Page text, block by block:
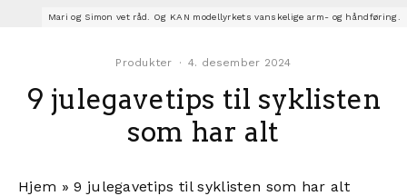
Mari og Simon vet råd. Og KAN modellyrkets vanskelige arm- og håndføring.
Produkter · 4. desember 2024
9 julegavetips til syklisten
som har alt
Hjem »9 julegavetips til syklisten som har alt